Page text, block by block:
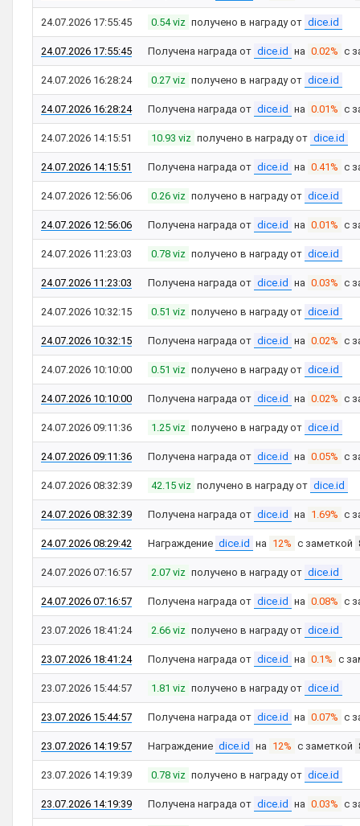
24.07.2026 17:55:45 0.54 viz получено в награду от dice.id
24.07.2026 17:55:45 Получена награда от dice.id на 0.02% с
24.07.2026 16:28:24 0.27 viz получено в награду от dice.id
24.07.2026 16:28:24 Получена награда от dice.id на 0.01% с
24.07.2026 14:15:51 10.93 viz получено в награду от dice.id
24.07.2026 14:15:51 Получена награда от dice.id на 0.41% с
24.07.2026 12:56:06 0.26 viz получено в награду от dice.id
24.07.2026 12:56:06 Получена награда от dice.id на 0.01% с
24.07.2026 11:23:03 0.78 viz получено в награду от dice.id
24.07.2026 11:23:03 Получена награда от dice.id на 0.03% с
24.07.2026 10:32:15 0.51 viz получено в награду от dice.id
24.07.2026 10:32:15 Получена награда от dice.id на 0.02% с
24.07.2026 10:10:00 0.51 viz получено в награду от dice.id
24.07.2026 10:10:00 Получена награда от dice.id на 0.02% с
24.07.2026 09:11:36 1.25 viz получено в награду от dice.id
24.07.2026 09:11:36 Получена награда от dice.id на 0.05% с
24.07.2026 08:32:39 42.15 viz получено в награду от dice.id
24.07.2026 08:32:39 Получена награда от dice.id на 1.69% с
24.07.2026 08:29:42 Награждение dice.id на 12% с заметкой
24.07.2026 07:16:57 2.07 viz получено в награду от dice.id
24.07.2026 07:16:57 Получена награда от dice.id на 0.08% с
23.07.2026 18:41:24 2.66 viz получено в награду от dice.id
23.07.2026 18:41:24 Получена награда от dice.id на 0.1% с
23.07.2026 15:44:57 1.81 viz получено в награду от dice.id
23.07.2026 15:44:57 Получена награда от dice.id на 0.07% с
23.07.2026 14:19:57 Награждение dice.id на 12% с заметкой
23.07.2026 14:19:39 0.78 viz получено в награду от dice.id
23.07.2026 14:19:39 Получена награда от dice.id на 0.03% с